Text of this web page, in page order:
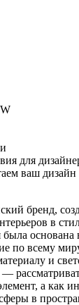
для
ваш дизайн
бренд,
в
основана
по всему
и
а как
в